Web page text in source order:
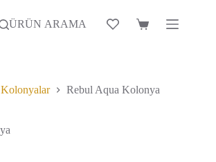
ÜRÜN ARAMA
Alışveriş
Kolonyalar Rebul Aqua Kolonya